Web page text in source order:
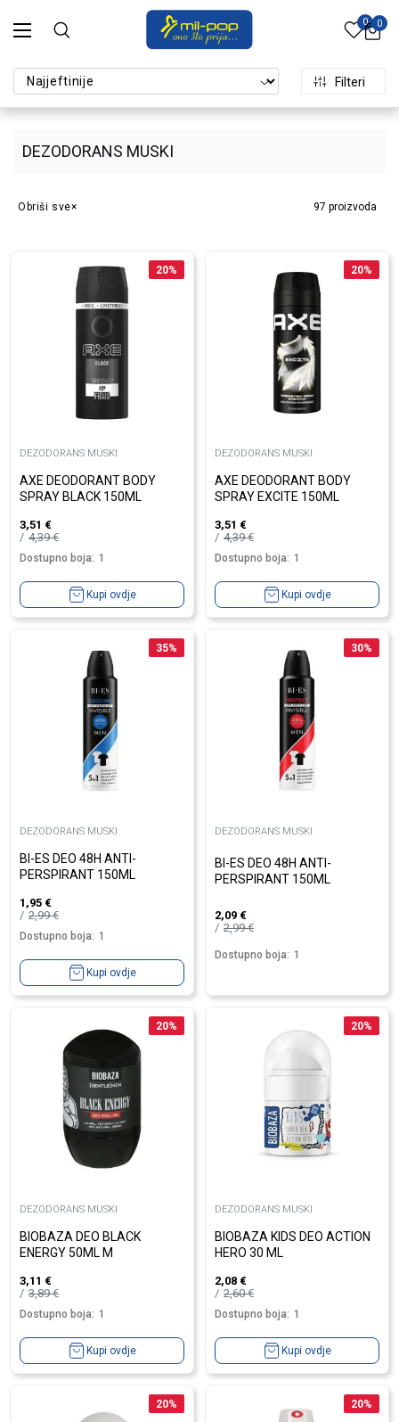
0 0
DEZODORANS MUSKI
Filteri
97 proizvoda
Obriši sve
20%
DEZODORANS MUSKI
AXE DEODORANT BODY
SPRAY BLACK 150ML
3,51 €
4,39€
Dostupno boja: 1
Kupi ovdje
20%
DEZODORANS MUSKI
AXE DEODORANT BODY
SPRAY EXCITE 150ML
3,51 €
4,39€
Dostupno boja: 1
Kupi ovdje
35%
DEZODORANS MUSKI
BI-ES DEO 48H ANTI-
PERSPIRANT 150ML
1,95 €
2,99€
Dostupno boja: 1
Kupi ovdje
30%
DEZODORANS MUSKI
BI-ES DEO 48H ANTI-
PERSPIRANT 150ML
2,09 €
2,99€
Dostupno boja: 1
20%
DEZODORANS MUSKI
BIOBAZA DEO BLACK
ENERGY 50ML M
3,11 €
3,89€
Dostupno boja: 1
Kupi ovdje
20%
DEZODORANS MUSKI
BIOBAZA KIDS DEO ACTION
HERO 30 ML
2,08 €
2,60€
Dostupno boja: 1
Kupi ovdje
20% 20%